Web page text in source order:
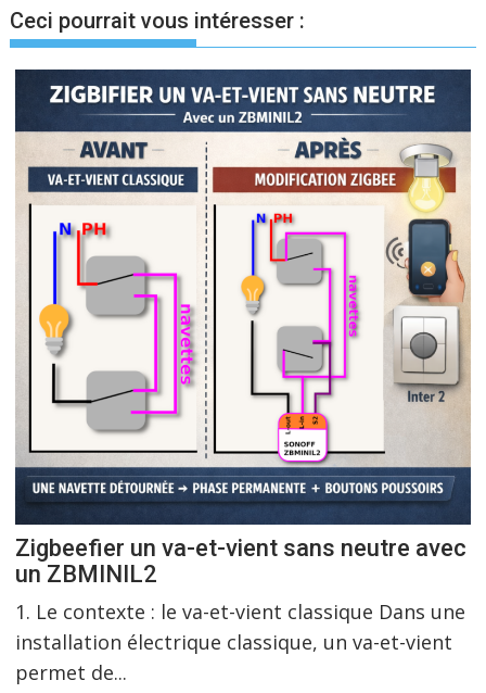
Ceci pourrait vous intéresser :
Zigbeefier un va-et-vient sans neutre avec
un ZBMINIL2
1. Le contexte : le va-et-vient classique Dans une
installation électrique classique, un va-et-vient
permet de...